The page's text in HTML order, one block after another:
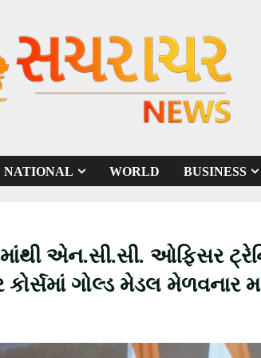
NATIONAL WORLD BUSINESS
એન.સી.સી. ઓફિસર
ગોલ્ડ મેડલ મેળવનાર